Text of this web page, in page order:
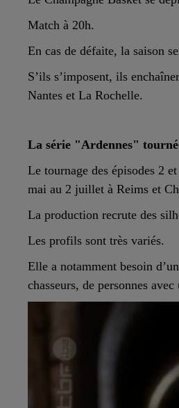
Match à 20h.
En cas de défaite, la saison
S’ils s’imposent, ils
Nantes et La Rochelle.
La série "Ardennes"
Le tournage des épisodes 2
mai au 2 juillet à Reims et
La production recrute des
Les profils sont très variés.
Elle a notamment besoin
chasseurs, de personnes